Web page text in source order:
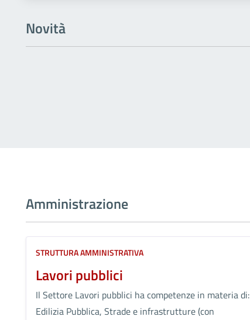
Novità
Amministrazione
STRUTTURA AMMINISTRATIVA
Lavori pubblici
Il Settore Lavori pubblici ha competenze in materia di:
Edilizia Pubblica, Strade e infrastrutture (con